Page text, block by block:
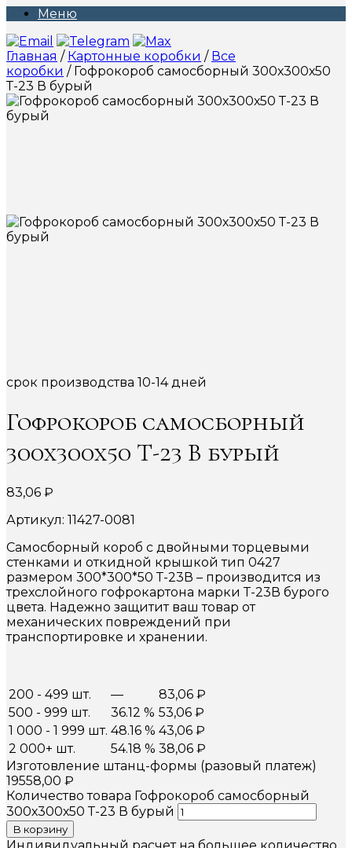
Меню
Главная / Картонные коробки / Все
коробки / Гофрокороб самосборный 300х300х50
Т-23 В бурый
срок производства 10-14 дней
Гофрокороб самосборный
300х300х50 Т-23 В бурый
83,06 ₽
Артикул: 11427-0081
Самосборный короб с двойными торцевыми
стенками и откидной крышкой тип 0427
размером 300*300*50 Т-23В – производится из
трехслойного гофрокартона марки Т-23В бурого
цвета. Надежно защитит ваш товар от
механических повреждений при
транспортировке и хранении.
200 - 499 шт. — 83,06 ₽
500 - 999 шт.
36.12 % 53,06 ₽
1 000 - 1 999 шт. 48.16 % 43,06 ₽
2 000+ шт.
54.18 % 38,06 ₽
Изготовление штанц-формы (разовый платеж)
19558,00 ₽
Количество товара Гофрокороб самосборный
300х300х50 Т-23 В бурый
В корзину